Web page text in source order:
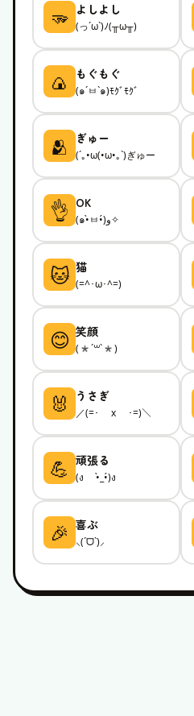
🫳 よしよし
(っ´ω`)ﾉ(╥ω╥)
🍙 もぐもぐ
(๑´ㅂ`๑)ﾓｸﾞﾓｸﾞ
🫂 ぎゅー
(´｡•ω(•ω•｡`)ぎゅー
👌 OK
(๑•̀ㅂ•́)و✧
🐱 猫顔文字
(=^･ω･^=)
😊 笑顔顔文字
(*´꒳`*)
🐰 うさぎ顔文字
／(=･ x ･=)＼
💪 頑張る
(ง •̀_•́)ง
🎉 喜ぶ顔文字
⸜(ˊᗜˋ)⸝